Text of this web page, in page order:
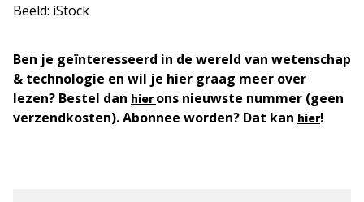
Beeld: iStock
Ben je geïnteresseerd in de wereld van wetenschap
& technologie en wil je hier graag meer over
lezen? Bestel dan hierons nieuwste nummer (geen
verzendkosten). Abonnee worden? Dat kan hier!